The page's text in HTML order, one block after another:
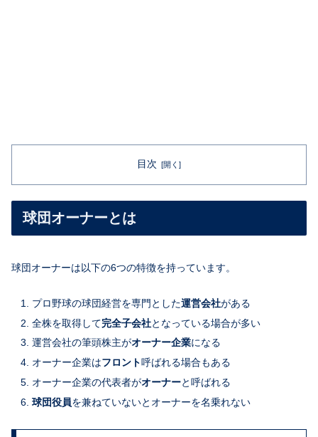
目次
球団オーナーとは
球団オーナーは以下の6つの特徴を持っています。
プロ野球の球団経営を専門とした運営会社がある
全株を取得して完全子会社となっている場合が多い
運営会社の筆頭株主がオーナー企業になる
オーナー企業はフロント呼ばれる場合もある
オーナー企業の代表者がオーナーと呼ばれる
球団役員を兼ねていないとオーナーを名乗れない